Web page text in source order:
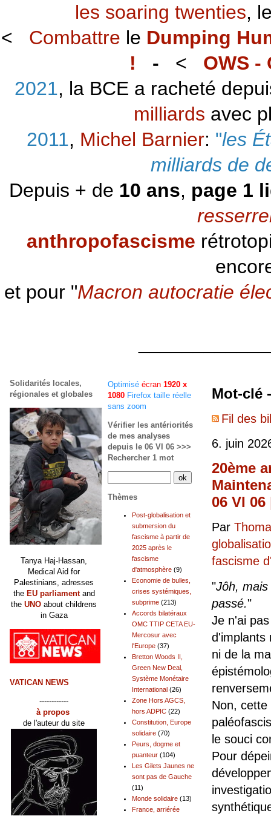
les soaring twenties,
< Combattre le Dumping
! - < OWS -
2021, la BCE a racheté
milliards avec
2011, Michel Barnier: "les
milliards de
Depuis + de 10 ans, page 1
anthropofascisme
et pour "Macron autocratie
Mot-clé
Fil des
6. juin
20ème
06 VI 06
Par
fascisme
"Jôh,
passé."
Je n'ai
d'implants
ni de la
Non,
le souci
Pour
Optimisé écran 1920 x
1080 Firefox taille réelle
sans zoom
Vérifier les antériorités
de mes analyses
depuis le 06 VI 06 >>>
Rechercher 1 mot
Thèmes
Post-globalisation et
submersion du
fascisme à partir de
2025 après le
fascisme
d'atmosphère (9)
Economie de bulles,
crises systémiques,
subprime (213)
Accords bilatéraux
OMC TTIP CETA EU-
Mercosur avec
l'Europe (37)
Bretton Woods II,
Green New Deal,
Système Monétaire
International (26)
Zone Hors AGCS,
hors ADPIC (22)
Constitution, Europe
solidaire (70)
Peurs, dogme et
puanteur (104)
Les Gilets Jaunes ne
sont pas de Gauche
(11)
Monde solidaire (13)
France, arriérée
Solidarités locales,
régionales et globales
Tanya Haj-Hassan,
Medical Aid for
Palestinians, adresses
the EU parliamentand
the UNO about childrens
in Gaza
VATICAN NEWS
------------
à propos
de l'auteur du site